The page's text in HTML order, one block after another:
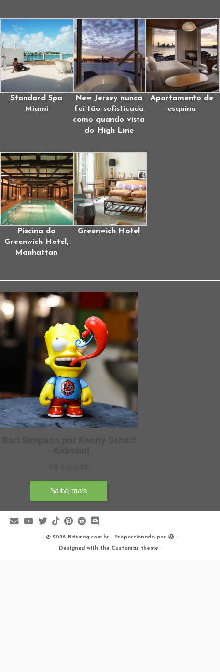
Standard Spa
Miami
New Jersey nunca
foi tão sofisticada
como quando vista
do High Line
Apartamento de
esquina
Piscina do
Greenwich Hotel,
Manhattan
Greenwich Hotel
· © 2026 Bitsmag.com.br· Proporcionado por ·
Designed with the Customizr theme ·